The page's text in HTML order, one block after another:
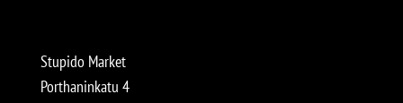
Stupido Market
Porthaninkatu 4